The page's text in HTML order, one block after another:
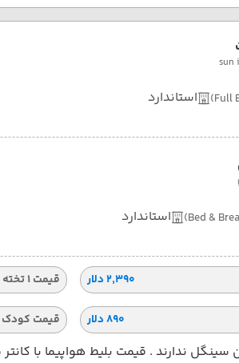
sun
استاندارد
استاندارد
۲٬۳۹۰ دلار قیمت 1 تخته
۸۹۰ دلار قیمت کودک
ندارند . قیمت بلیط هواپیما با